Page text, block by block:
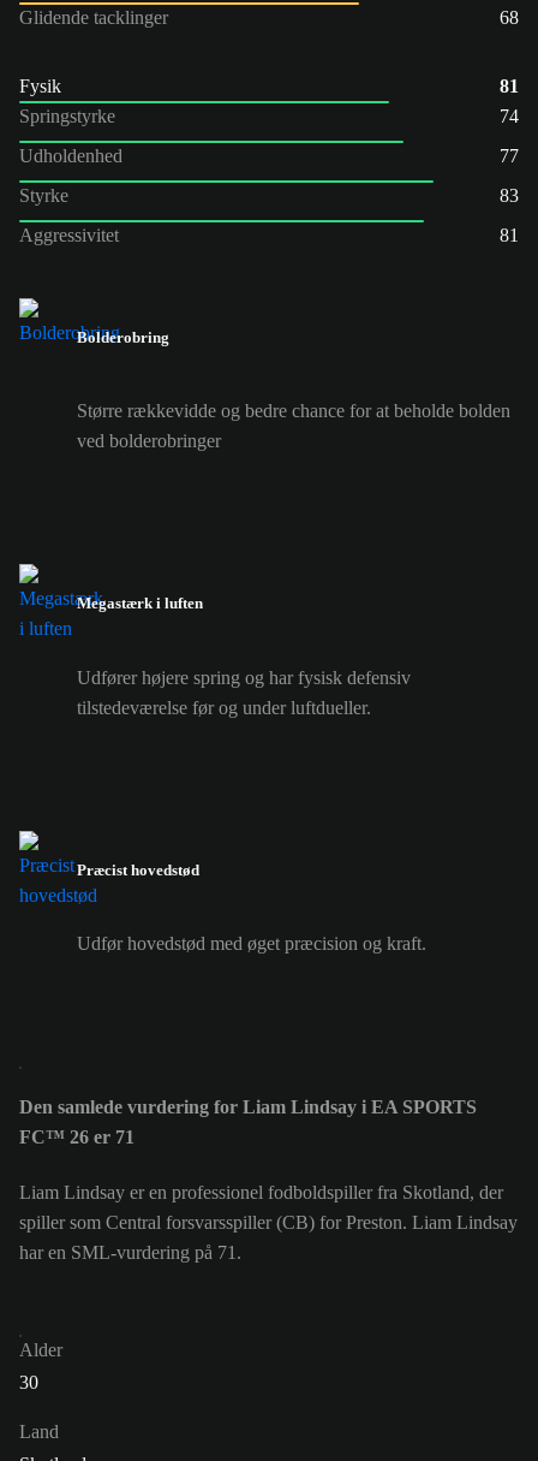
Glidende tacklinger
68
Fysik
81
Springstyrke
74
Udholdenhed
77
Styrke
83
Aggressivitet
81
Bolderobring
Større rækkevidde og bedre chance for at beholde bolden
ved bolderobringer
Megastærk i luften
Udfører højere spring og har fysisk defensiv
tilstedeværelse før og under luftdueller.
Præcist hovedstød
Udfør hovedstød med øget præcision og kraft.
Den samlede vurdering for Liam Lindsay i EA SPORTS
FC™ 26 er 71
Liam Lindsay er en professionel fodboldspiller fra Skotland, der
spiller som Central forsvarsspiller (CB) for Preston. Liam Lindsay
har en SML-vurdering på 71.
Alder
30
Land